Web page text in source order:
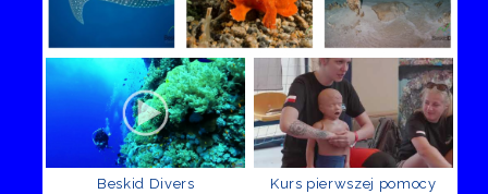
Beskid Divers Kurs pierwszej pomocy